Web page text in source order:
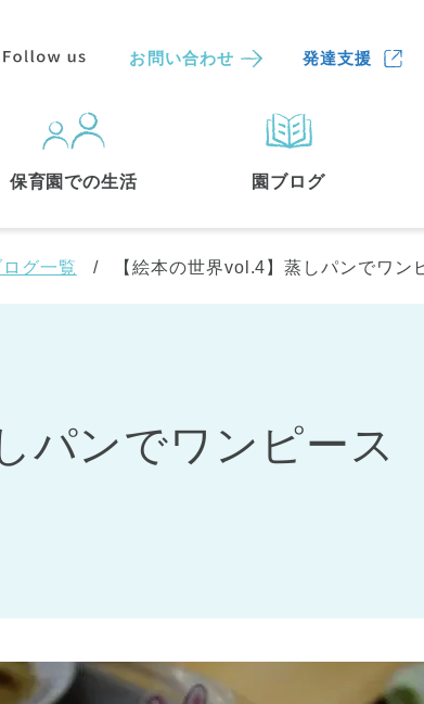
お問い合わせ 発達支援
保育園での生活 園ブログ
保育園 を探す
(3) 港区(1) 文京区(3)
町田市 (1) (1)
グ一覧 【絵本の世界vol.4】蒸しパンでワン
パンでワンピース